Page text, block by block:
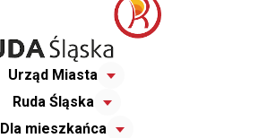
Urząd Miasta
Ruda Śląska
Dla mieszkańca